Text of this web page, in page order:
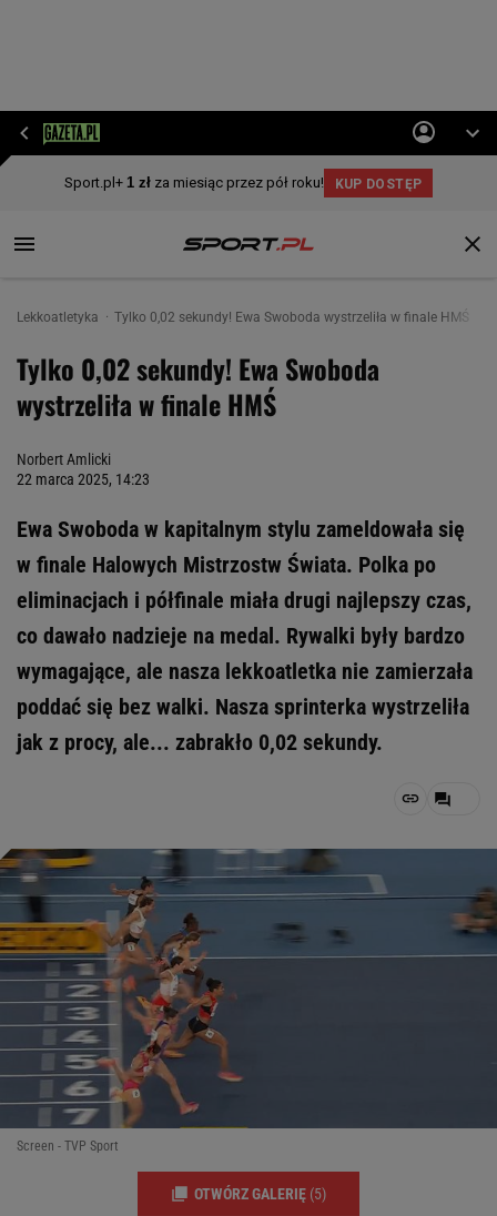
Lekkoatletyka Tylko 0,02 sekundy! Ewa Swoboda wystrzeliła w finale HMŚ
Tylko 0,02 sekundy! Ewa Swoboda
wystrzeliła w finale HMŚ
Norbert Amlicki
22 marca 2025, 14:23
Ewa Swoboda w kapitalnym stylu zameldowała się
w finale Halowych Mistrzostw Świata. Polka po
eliminacjach i półfinale miała drugi najlepszy czas,
co dawało nadzieje na medal. Rywalki były bardzo
wymagające, ale nasza lekkoatletka nie zamierzała
poddać się bez walki. Nasza sprinterka wystrzeliła
jak z procy, ale... zabrakło 0,02 sekundy.
Screen - TVP Sport
OTWÓRZ GALERIĘ (5)